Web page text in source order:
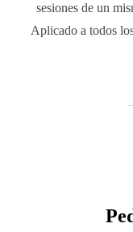
sesiones de un
Aplicado a todos